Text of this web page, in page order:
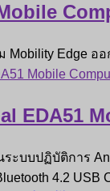
Edge อ
EDA51
ระบบปฏิบัติการ
4.2 USB